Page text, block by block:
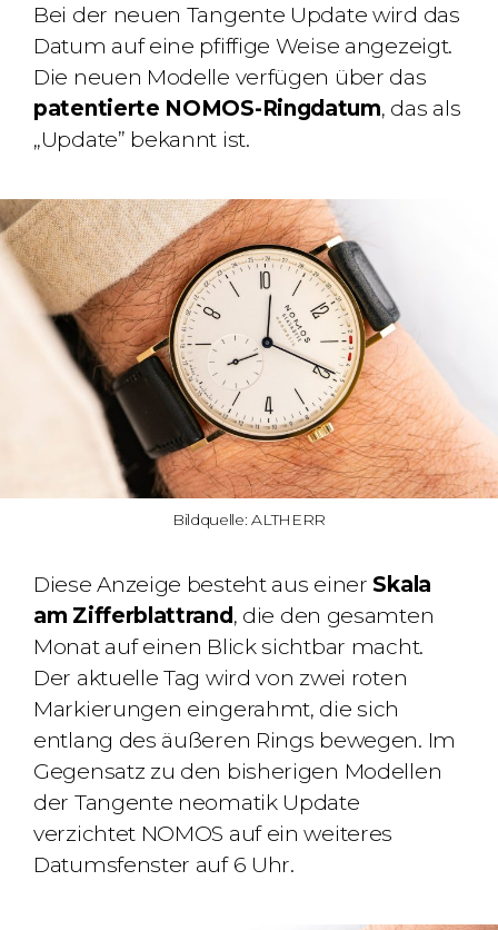
Bei der neuen Tangente Update wird das
Datum auf eine pfiffige Weise angezeigt.
Die neuen Modelle verfügen über das
patentierte NOMOS-Ringdatum, das als
„Update” bekannt ist.
Bildquelle: ALTHERR
Diese Anzeige besteht aus einer Skala
am Zifferblattrand , die den gesamten
Monat auf einen Blick sichtbar macht.
Der aktuelle Tag wird von zwei roten
Markierungen eingerahmt, die sich
entlang des äußeren Rings bewegen. Im
Gegensatz zu den bisherigen Modellen
der Tangente neomatik Update
verzichtet NOMOS auf ein weiteres
Datumsfenster auf 6 Uhr.